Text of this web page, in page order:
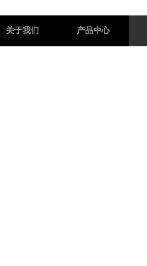
关于我们 产品中心